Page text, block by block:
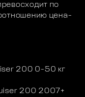
по
цена-
200 0-50 кг
200 2007+